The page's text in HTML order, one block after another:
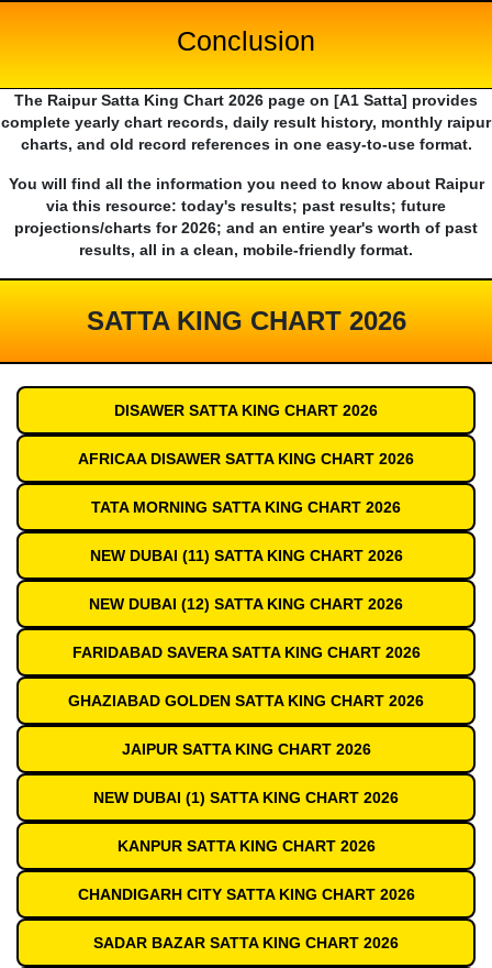
Conclusion
The Raipur Satta King Chart 2026 page on [A1 Satta] provides
complete yearly chart records, daily result history, monthly raipur
charts, and old record references in one easy-to-use format.
You will find all the information you need to know about Raipur
via this resource: today's results; past results; future
projections/charts for 2026; and an entire year's worth of past
results, all in a clean, mobile-friendly format.
SATTA KING CHART 2026
DISAWER SATTA KING CHART 2026
AFRICAA DISAWER SATTA KING CHART 2026
TATA MORNING SATTA KING CHART 2026
NEW DUBAI (11) SATTA KING CHART 2026
NEW DUBAI (12) SATTA KING CHART 2026
FARIDABAD SAVERA SATTA KING CHART 2026
GHAZIABAD GOLDEN SATTA KING CHART 2026
JAIPUR SATTA KING CHART 2026
NEW DUBAI (1) SATTA KING CHART 2026
KANPUR SATTA KING CHART 2026
CHANDIGARH CITY SATTA KING CHART 2026
SADAR BAZAR SATTA KING CHART 2026